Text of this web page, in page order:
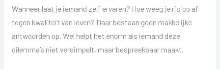
Wanneer laat je iemand zelf ervaren? Hoe weeg je risico af
tegen kwaliteit van leven? Daar bestaan geen makkelijke
antwoorden op. Wel helpt het enorm als iemand deze
dilemma’s niet versimpelt, maar bespreekbaar maakt.